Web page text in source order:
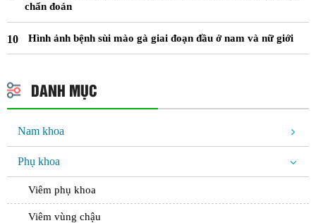
chẩn đoán
Hình ảnh bệnh sùi mào gà giai đoạn đầu ở nam và nữ giới
DANH MỤC
Nam khoa
Phụ khoa
Viêm phụ khoa
Viêm vùng chậu